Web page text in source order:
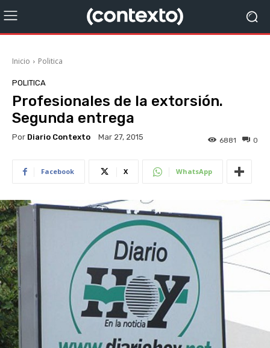
Inicio Politica
POLITICA
Profesionales de la extorsión.
Segunda entrega
Por Diario Contexto Mar 27, 2015 0
6881
Facebook X WhatsApp